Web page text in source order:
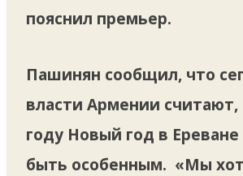
пояснил премьер.
Пашинян сообщил, что
власти Армении считают,
году Новый год в
быть особенным. «Мы